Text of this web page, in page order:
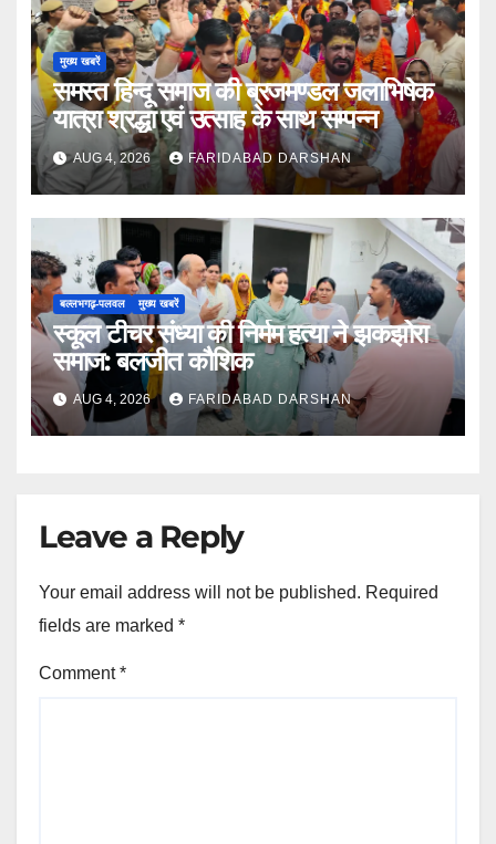
मुख्य खबरें
समस्त हिन्दू समाज की ब्रजमण्डल जलाभिषेक
यात्रा श्रद्धा एवं उत्साह के साथ सम्पन्न
AUG 4, 2026 FARIDABAD DARSHAN
बल्लभगढ़़-पलवल मुख्य खबरें
स्कूल टीचर संध्या की निर्मम हत्या ने झकझोरा
समाज: बलजीत कौशिक
AUG 4, 2026 FARIDABAD DARSHAN
Leave a Reply
Your email address will not be published. Required
fields are marked *
Comment*